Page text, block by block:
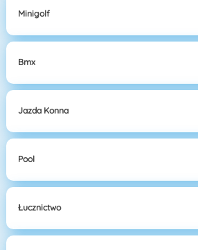
Minigolf
Bmx
Jazda Konna
Pool
Łucznictwo